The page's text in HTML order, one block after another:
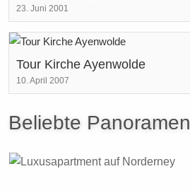
23. Juni 2001
Tour Kirche Ayenwolde
10. April 2007
Beliebte Panoramen